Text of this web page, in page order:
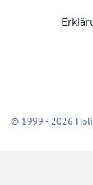
© 1999 - 2026